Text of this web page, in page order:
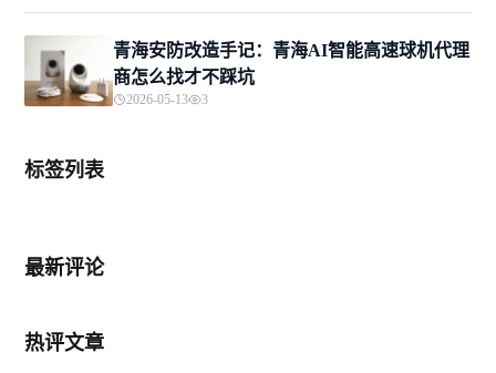
青海安防改造手记：青海AI智能高速球机代理
商怎么找才不踩坑
2026-05-13 3
标签列表
最新评论
热评文章